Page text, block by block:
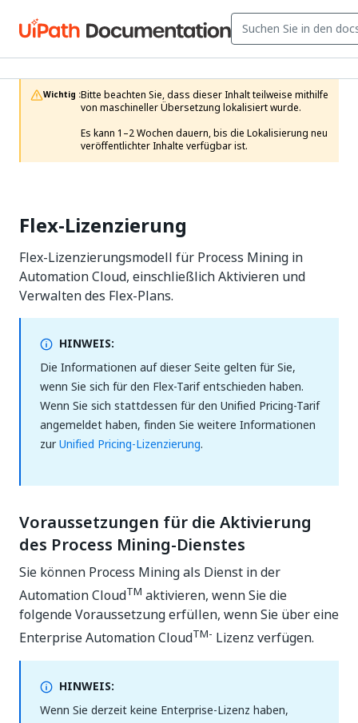
Wichtig :Bitte beachten Sie, dass dieser Inhalt teilweise mithilfe
von maschineller Übersetzung lokalisiert wurde.
Es kann 1–2 Wochen dauern, bis die Lokalisierung neu
veröffentlichter Inhalte verfügbar ist.
Flex-Lizenzierung
Flex-Lizenzierungsmodell für Process Mining in
Automation Cloud, einschließlich Aktivieren und
Verwalten des Flex-Plans.
HINWEIS:
Die Informationen auf dieser Seite gelten für Sie,
wenn Sie sich für den Flex-Tarif entschieden haben.
Wenn Sie sich stattdessen für den Unified Pricing-Tarif
angemeldet haben, finden Sie weitere Informationen
zurUnified Pricing-Lizenzierung.
Voraussetzungen für die Aktivierung
des Process Mining-Dienstes
Sie können Process Mining als Dienst in der
Automation CloudTM aktivieren, wenn Sie die
folgende Voraussetzung erfüllen, wenn Sie über eine
Enterprise Automation CloudTM- Lizenz verfügen.
HINWEIS:
Wenn Sie derzeit keine Enterprise-Lizenz haben,